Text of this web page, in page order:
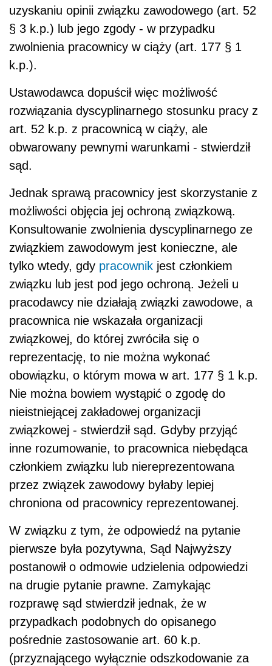
uzyskaniu opinii związku zawodowego (art. 52
§ 3 k.p.) lub jego zgody - w przypadku
zwolnienia pracownicy w ciąży (art. 177 § 1
k.p.).
Ustawodawca dopuścił więc możliwość
rozwiązania dyscyplinarnego stosunku pracy z
art. 52 k.p. z pracownicą w ciąży, ale
obwarowany pewnymi warunkami - stwierdził
sąd.
Jednak sprawą pracownicy jest skorzystanie z
możliwości objęcia jej ochroną związkową.
Konsultowanie zwolnienia dyscyplinarnego ze
związkiem zawodowym jest konieczne, ale
tylko wtedy, gdy pracownik jest członkiem
związku lub jest pod jego ochroną. Jeżeli u
pracodawcy nie działają związki zawodowe, a
pracownica nie wskazała organizacji
związkowej, do której zwróciła się o
reprezentację, to nie można wykonać
obowiązku, o którym mowa w art. 177 § 1 k.p.
Nie można bowiem wystąpić o zgodę do
nieistniejącej zakładowej organizacji
związkowej - stwierdził sąd. Gdyby przyjąć
inne rozumowanie, to pracownica niebędąca
członkiem związku lub niereprezentowana
przez związek zawodowy byłaby lepiej
chroniona od pracownicy reprezentowanej.
W związku z tym, że odpowiedź na pytanie
pierwsze była pozytywna, Sąd Najwyższy
postanowił o odmowie udzielenia odpowiedzi
na drugie pytanie prawne. Zamykając
rozprawę sąd stwierdził jednak, że w
przypadkach podobnych do opisanego
pośrednie zastosowanie art. 60 k.p.
(przyznającego wyłącznie odszkodowanie za